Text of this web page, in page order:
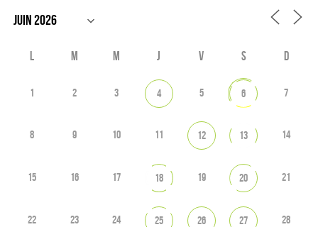
L M M J V S D
1 2 3 4 5 6 7
8 9 10 11 12 13 14
15 16 17 18 19 20 21
22 23 24 25 26 27 28